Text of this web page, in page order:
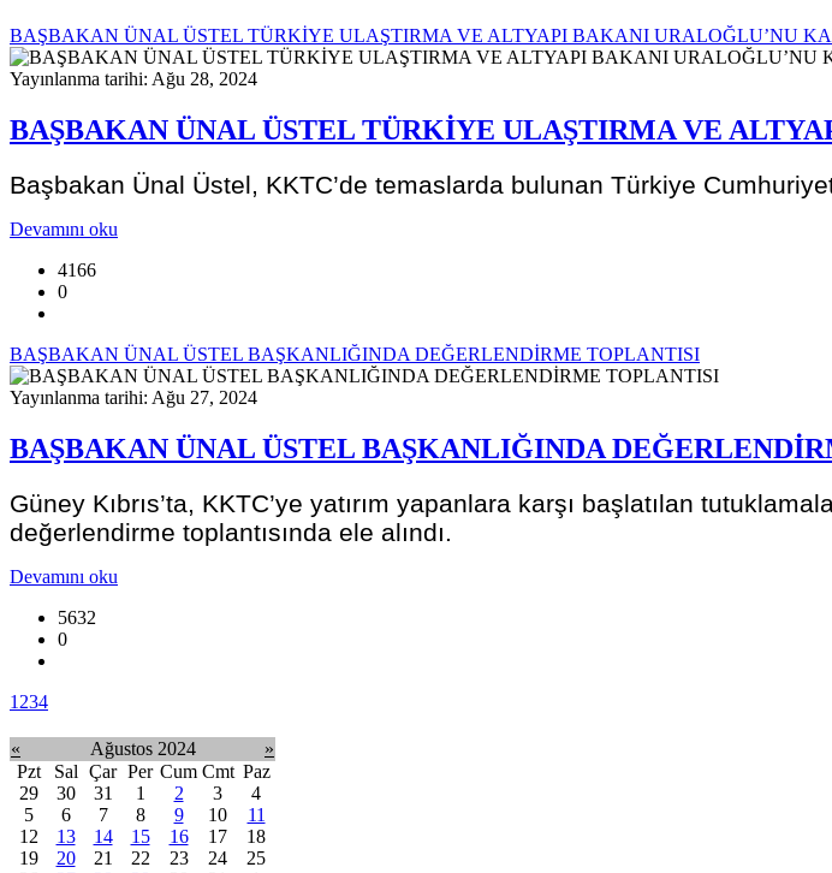
BAŞBAKAN ÜNAL ÜSTEL TÜRKİYE ULAŞTIRMA VE ALTYAPI BAKANI URALOĞLU’NU
Yayınlanma tarihi: Ağu 28, 2024
BAŞBAKAN ÜNAL ÜSTEL TÜRKİYE ULAŞTIRMA VE
Başbakan Ünal Üstel, KKTC’de temaslarda bulunan Türkiye
Devamını oku
4166
0
BAŞBAKAN ÜNAL ÜSTEL BAŞKANLIĞINDA DEĞERLENDİRME TOPLANTISI
Yayınlanma tarihi: Ağu 27, 2024
BAŞBAKAN ÜNAL ÜSTEL BAŞKANLIĞINDA
Güney Kıbrıs’ta, KKTC’ye yatırım yapanlara karşı başlatılan
değerlendirme toplantısında ele alındı.
Devamını oku
5632
0
1 234
« Ağustos 2024
»
Pzt
Sal Çar Per Cum Cmt Paz
29
30 31 1 2 3
4
5
6 7 8 9 10
11
12
13 14 15 16 17
18
19
20 21 22 23 24
25